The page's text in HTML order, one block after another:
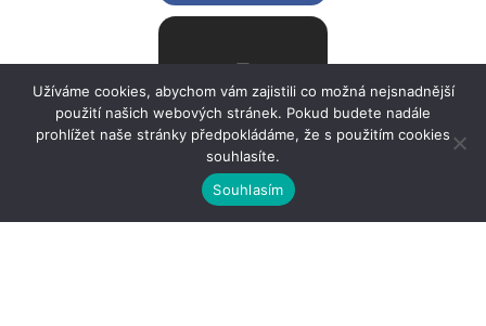
Užíváme cookies, abychom vám zajistili co možná nejsnadnější
použití našich webových stránek. Pokud budete nadále
prohlížet naše stránky předpokládáme, že s použitím cookies
souhlasíte.
Souhlasím